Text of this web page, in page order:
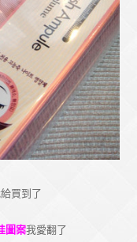
買到了
圖案我愛翻了